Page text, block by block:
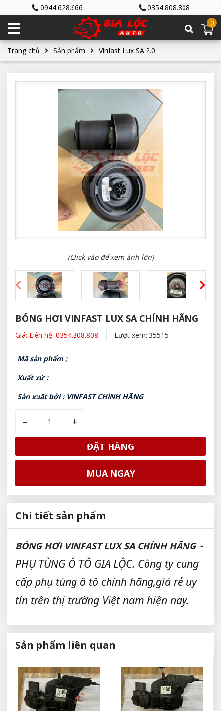
0944.628.666 0354.808.808
0
Trang chủ Sản phẩm Vinfast Lux SA 2.0
(Click vào để xem ảnh lớn)
BÓNG HƠI VINFAST LUX SA CHÍNH HÃNG
Giá: Liên hệ: 0354.808.808 Lượt xem: 35515
Mã sản phẩm ;
Xuất xứ :
Sản xuất bởi : VINFAST CHÍNH HÃNG
– +
ĐẶT HÀNG
MUA NGAY
Chi tiết sản phẩm
BÓNG HƠI VINFAST LUX SA CHÍNH HÃNG -
PHỤ TÙNG Ô TÔ GIA LỘC. Công ty cung
cấp phụ tùng ô tô chính hãng,giá rẻ uy
tín trên thị trường Việt nam hiện nay.
Sản phẩm liên quan